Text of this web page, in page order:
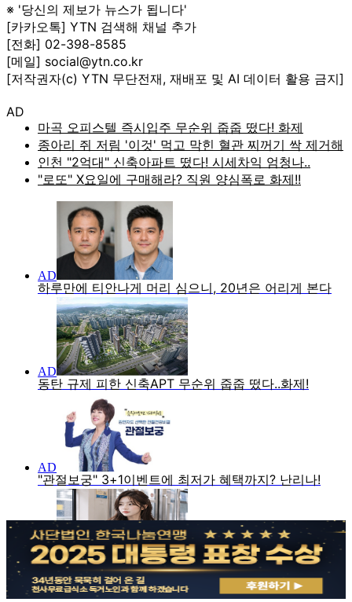
※ '당신의 제보가 뉴스가 됩니다'
[카카오톡] YTN 검색해 채널 추가
[전화] 02-398-8585
[메일] social@ytn.co.kr
[저작권자(c) YTN 무단전재, 재배포 및 AI 데이터 활용 금지]
AD